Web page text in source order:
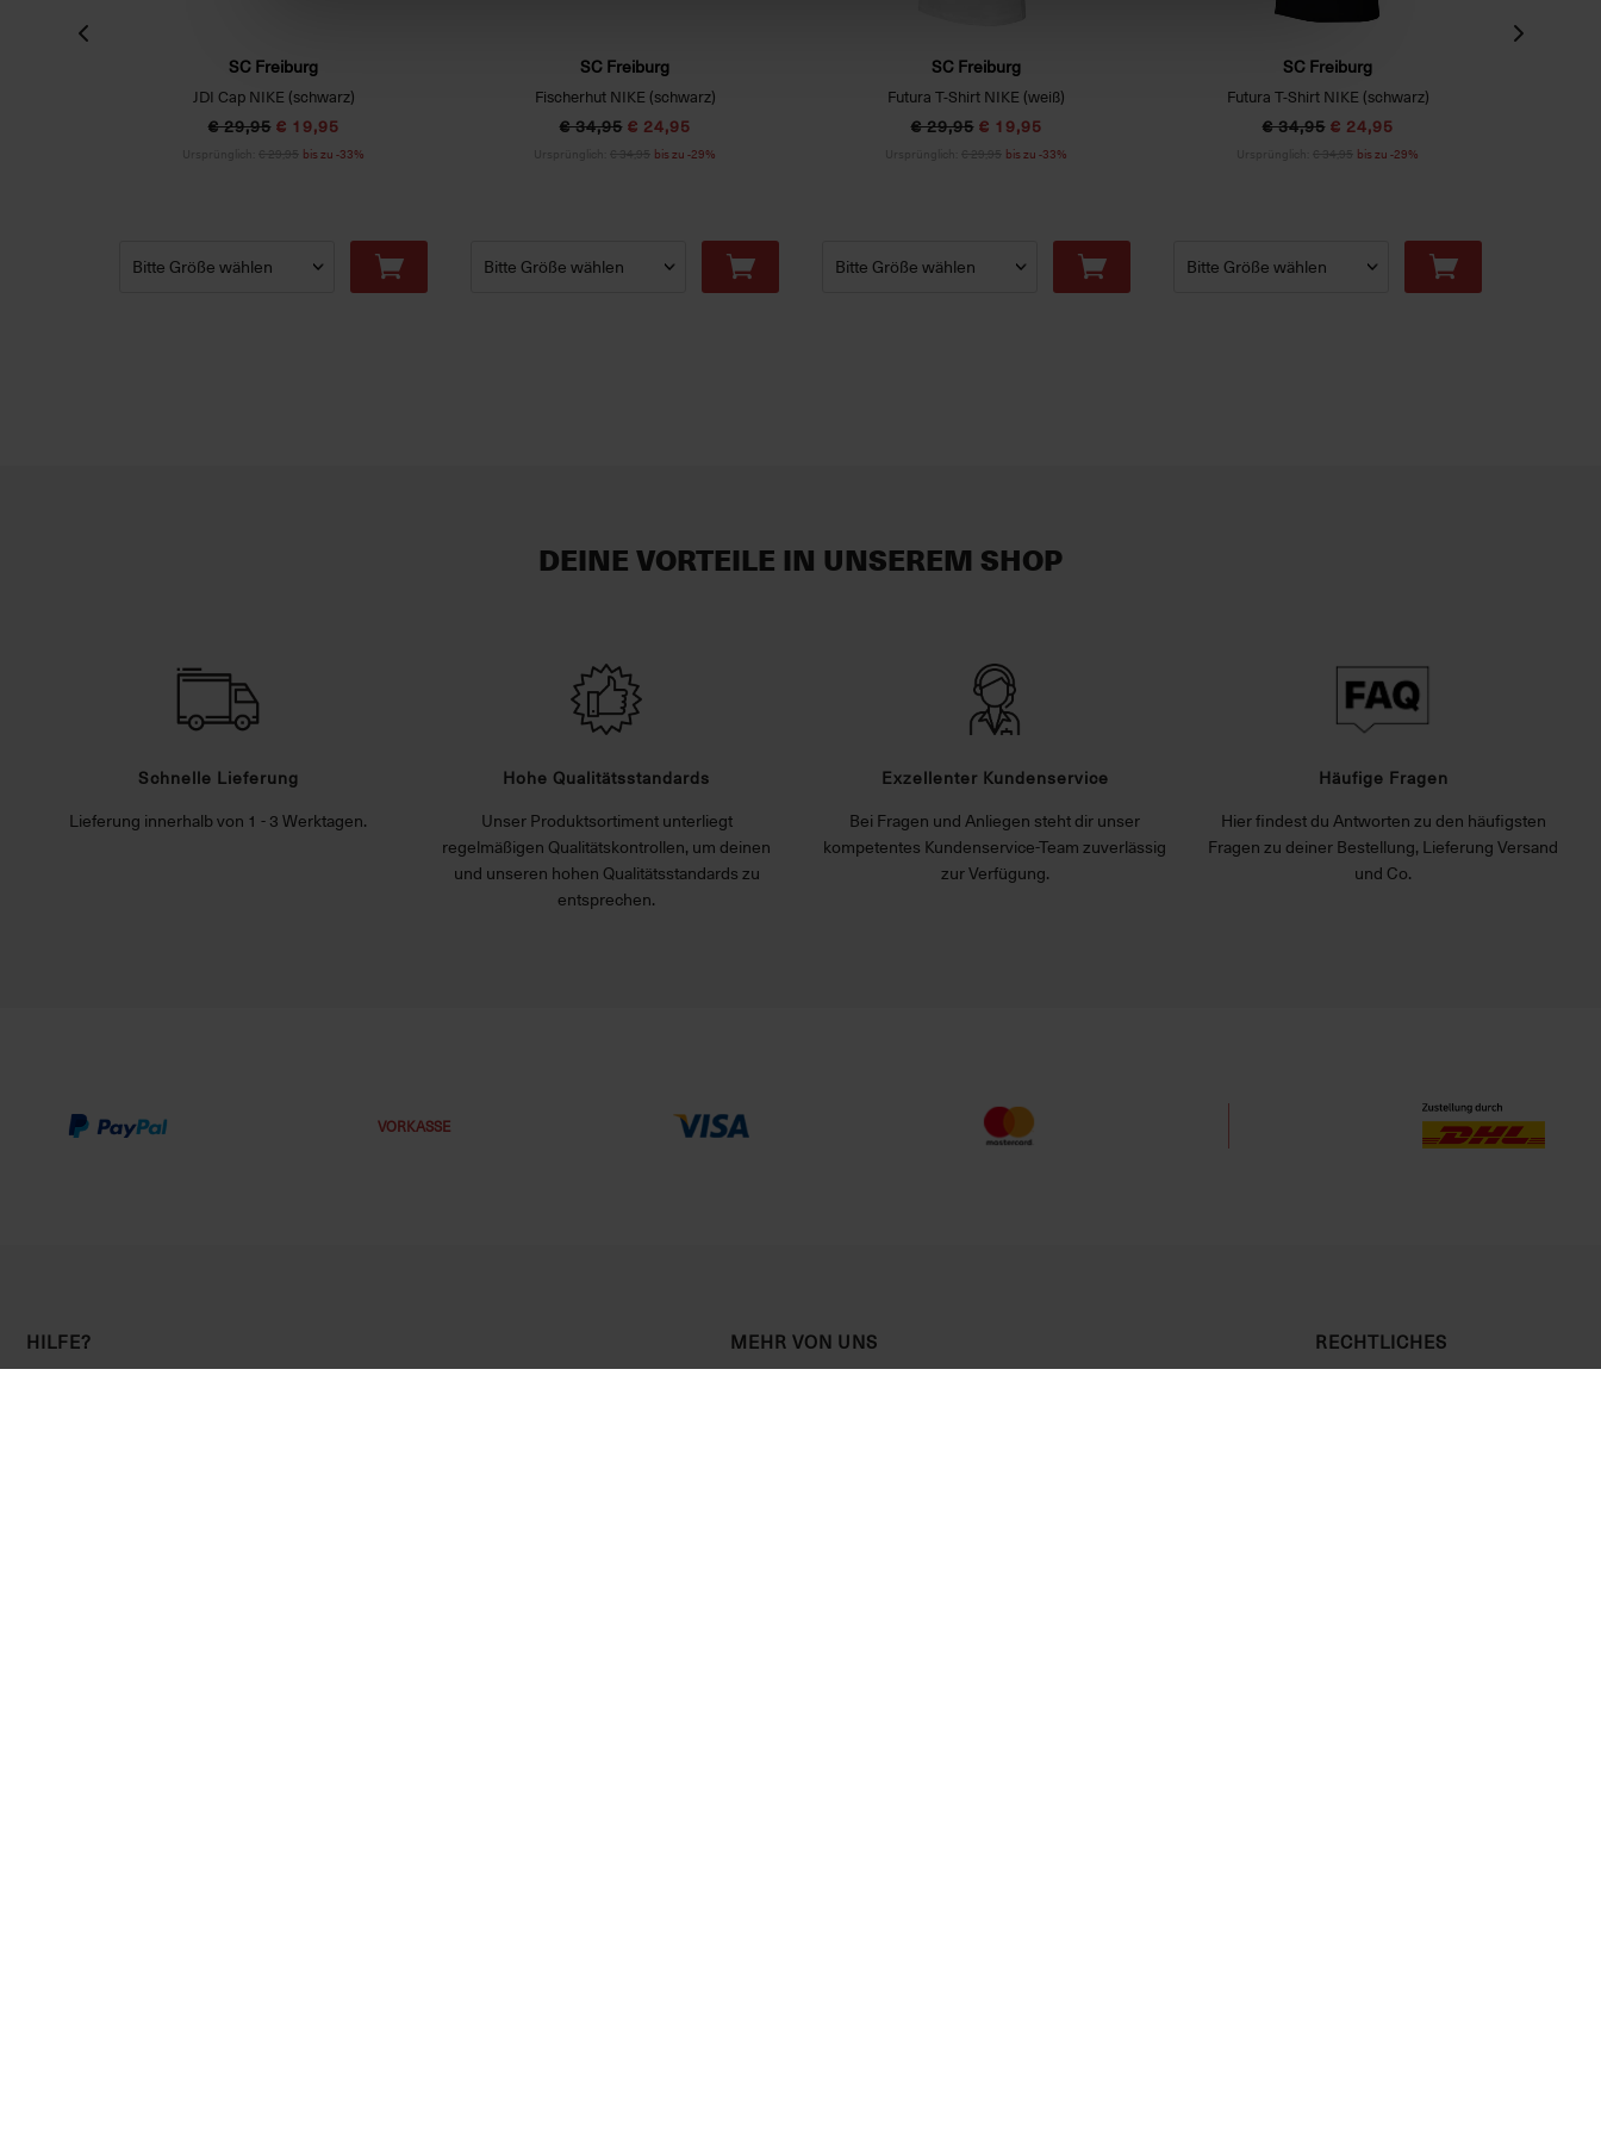
SC Freiburg
JDI Cap NIKE (schwarz)
€ 29,95 € 19,95
bis zu -33%
SC Freiburg
Fischerhut NIKE (schwarz)
€ 34,95 € 24,95
bis zu -29%
SC Freiburg
Futura T-Shirt NIKE (weiß)
€ 29,95 € 19,95
bis zu -33%
SC Freiburg
Futura T-Shirt NIKE (schwarz)
€ 34,95 € 24,95
bis zu -29%
DEINE VORTEILE IN UNSEREM SHOP
Schnelle Lieferung
Lieferung innerhalb von 1 - 3 Werktagen.
Hohe Qualitätsstandards
Unser Produktsortiment unterliegt
regelmäßigen Qualitätskontrollen, um deinen
und unseren hohen Qualitätsstandards zu
entsprechen.
Exzellenter Kundenservice
Bei Fragen und Anliegen steht dir unser
kompetentes Kundenservice-Team zuverlässig
zur Verfügung.
Häufige Fragen
Hier findest du Antworten zu den häufigsten
Fragen zu deiner Bestellung, Lieferung Versand
und Co.
VORKASSE
HILFE? MEHR VON UNS RECHTLICHES